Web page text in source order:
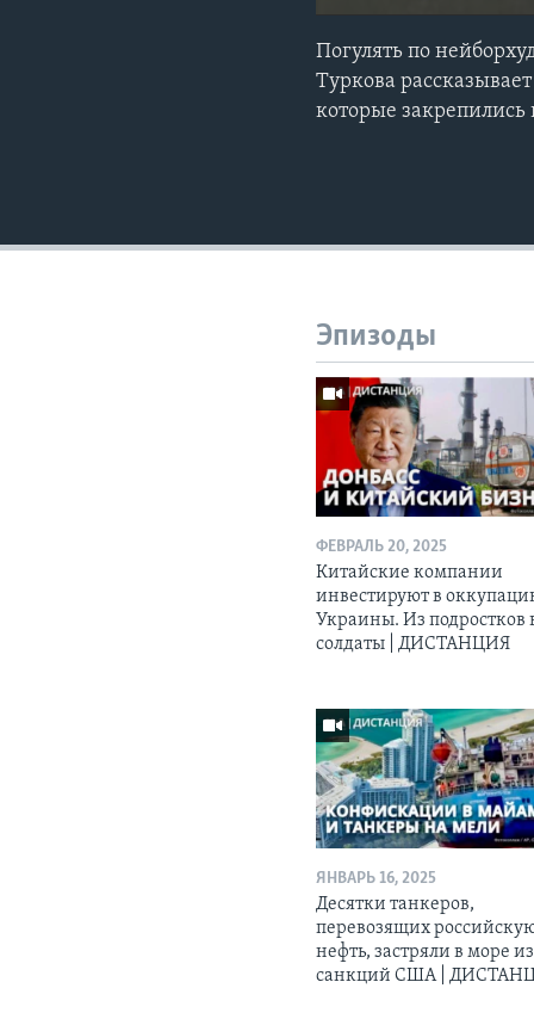
Погулять по
Туркова
которые
Эпизоды
ФЕВРАЛЬ 20, 2025
Китайские компании
инвестируют в
Украины. Из подростков
солдаты | ДИСТАНЦИЯ
ЯНВАРЬ 16, 2025
Десятки танкеров,
перевозящих
нефть, застряли в море
санкций США |